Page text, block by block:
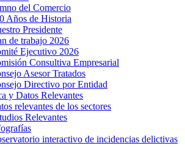
del Comercio
Años de Historia
Presidente
de trabajo 2026
Ejecutivo 2026
Consultiva Empresarial
Asesor Tratados
Directivo por Entidad
y Datos Relevantes
relevantes de los sectores
Relevantes
interactivo de incidencias delictivas